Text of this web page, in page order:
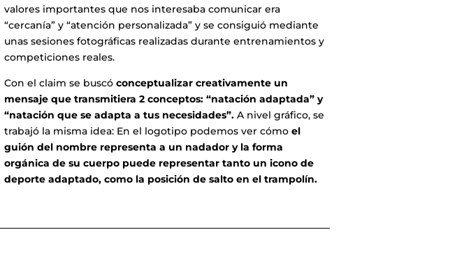
valores importantes que nos interesaba comunicar era
“cercanía” y “atención personalizada” y se consiguió mediante
unas sesiones fotográficas realizadas durante entrenamientos y
competiciones reales.
Con el claim se buscóconceptualizar creativamente un
mensaje que transmitiera 2 conceptos: “natación adaptada” y
“natación que se adapta a tus necesidades”. A nivel gráfico, se
trabajó la misma idea: En el logotipo podemos ver cómoel
guión del nombre representa a un nadador y la forma
orgánica de su cuerpo puede representar tanto un icono de
deporte adaptado, como la posición de salto en el trampolín.